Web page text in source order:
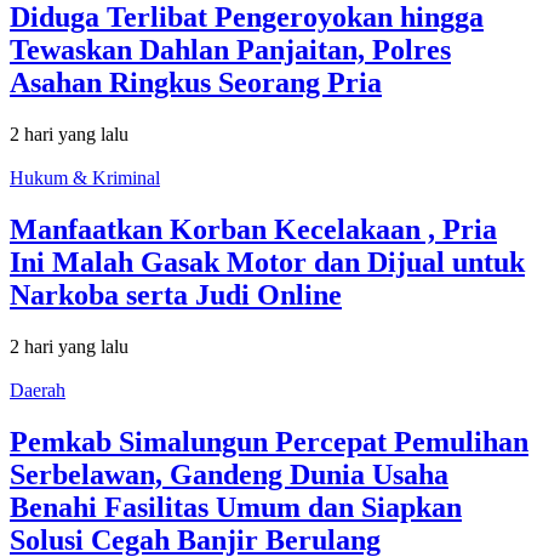
Diduga Terlibat Pengeroyokan hingga
Tewaskan Dahlan Panjaitan, Polres
Asahan Ringkus Seorang Pria
2 hari yang lalu
Hukum & Kriminal
Manfaatkan Korban Kecelakaan , Pria
Ini Malah Gasak Motor dan Dijual untuk
Narkoba serta Judi Online
2 hari yang lalu
Daerah
Pemkab Simalungun Percepat Pemulihan
Serbelawan, Gandeng Dunia Usaha
Benahi Fasilitas Umum dan Siapkan
Solusi Cegah Banjir Berulang